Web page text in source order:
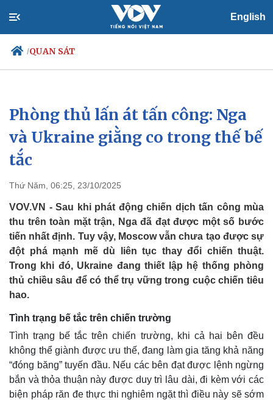
English
/QUAN SÁT
Chính trị
Đảng
Tổ chức nhân sự
Quốc hội
Xã hội
Tin 24h
Dự báo thời tiết
Phòng thủ lấn át tấn công: Nga
và Ukraine giằng co trong thế bế
tắc
Thứ Năm, 06:25, 23/10/2025
VOV.VN - Sau khi phát động chiến dịch tấn công mùa
thu trên toàn mặt trận, Nga đã đạt được một số bước
tiến nhất định. Tuy vậy, Moscow vẫn chưa tạo được sự
đột phá mạnh mẽ dù liên tục thay đổi chiến thuật.
Trong khi đó, Ukraine đang thiết lập hệ thống phòng
thủ chiều sâu để có thể trụ vững trong cuộc chiến tiêu
hao.
Tình trạng bế tắc trên chiến trường
Tình trạng bế tắc trên chiến trường, khi cả hai bên đều
không thể giành được ưu thế, đang làm gia tăng khả năng
“đóng băng” tuyến đầu. Nếu các bên đạt được lệnh ngừng
bắn và thỏa thuận này được duy trì lâu dài, đi kèm với các
biện pháp răn đe thực thi nghiêm ngặt thì điều này sẽ sớm